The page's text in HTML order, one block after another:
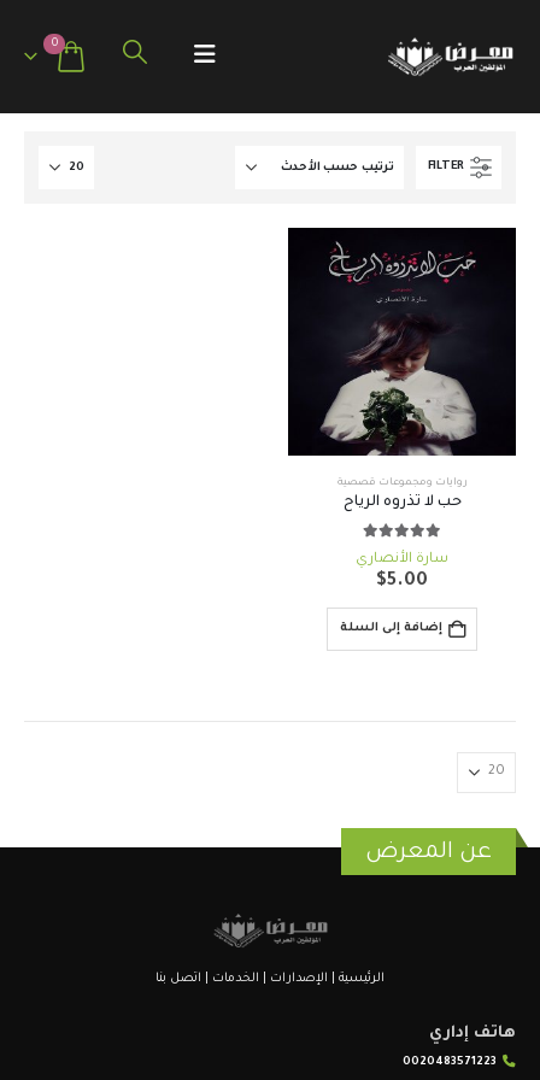
0
FILTER
روايات ومجموعات قصصية
حب لا تذروه الرياح
5.00
out of 5
سارة الأنصاري
$5.00
إضافة إلى السلة
عن المعرض
الرئيسية الإصدارات الخدمات اتصل بنا
هاتف إداري
0020483571223